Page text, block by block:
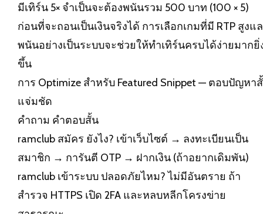
มีเทิร์น 5× จำเป็นจะต้องพนันรวม 500 บาท (100 × 5)
ก่อนที่จะถอนเป็นเงินจริงได้ การเลือกเกมที่มี RTP สูงแ
พนันอย่างเป็นระบบจะช่วยให้ทำเทิร์นครบได้ง่ายมากยิ่
ขึ้น
การ Optimize สำหรับ Featured Snippet — ตอบปัญหา
แจ่มชัด
คำถาม คำตอบสั้น
ramclub สมัคร ยังไง? เข้าเว็บไซต์ → ลงทะเบียนเป็น
สมาชิก → การันตี OTP → ฝากเงิน (ถ้าอยากเดิมพัน)
ramclub เข้าระบบ ปลอดภัยไหม? ไม่มีอันตราย ถ้า
สำรวจ HTTPS เปิด 2FA และหลบหลีกโครงข่าย